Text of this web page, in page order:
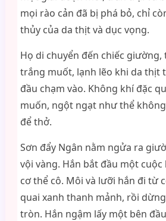
mọi rào cản đã bị phá bỏ, chỉ
thủy của da thịt và dục vọng.
Họ di chuyển đến chiếc
trắng muốt, lạnh lẽo khi da thịt
đầu chạm vào. Không khí đặc
muốn, ngột ngạt như thể
để thở.
Sơn đẩy Ngân nằm ngửa ra
vội vàng. Hắn bắt đầu một
cơ thể cô. Môi và lưỡi hắn đi từ
quai xanh thanh mảnh, rồi
tròn. Hắn ngậm lấy một bên